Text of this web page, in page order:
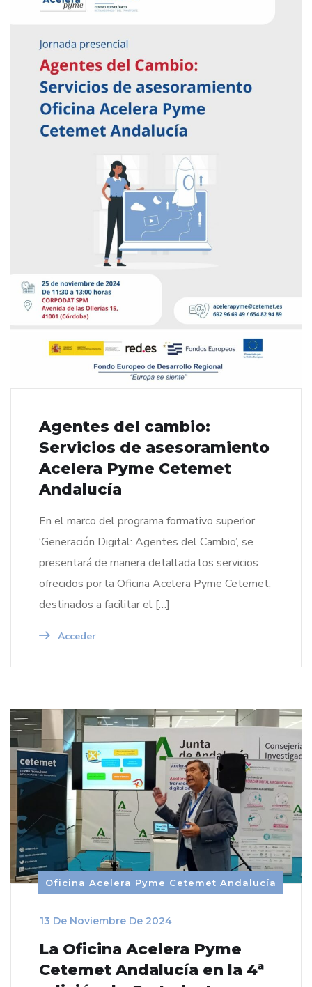
Agentes del cambio:
Servicios de asesoramiento
Acelera Pyme Cetemet
Andalucía
En el marco del programa formativo superior
‘Generación Digital: Agentes del Cambio’, se
presentará de manera detallada los servicios
ofrecidos por la Oficina Acelera Pyme Cetemet,
destinados a facilitar el […]
Acceder
Oficina Acelera Pyme Cetemet Andalucía
_
13 De Noviembre De 2024
La Oficina Acelera Pyme
Cetemet Andalucía en la 4ª